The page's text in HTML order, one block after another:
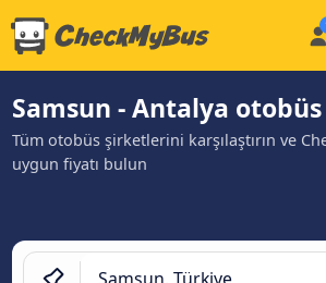
Samsun - Antalya
Tüm otobüs şirketlerini karşılaştırın ve
uygun fiyatı bulun